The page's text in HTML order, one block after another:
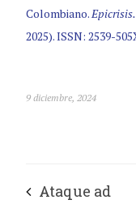
Colombiano.Epicrisis.
2025). ISSN: 2539-
9 diciembre, 2024
Ataque ad